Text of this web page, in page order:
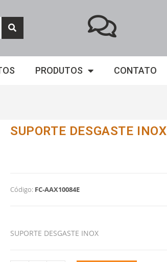
PRODUTOS CONTATO
SUPORTE DESGASTE INOX
Código: FC-AAX10084E
SUPORTE DESGASTE INOX